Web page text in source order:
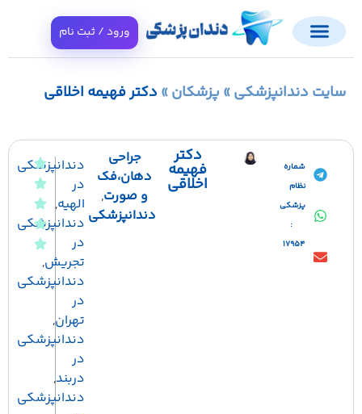
ورود / ثبت نام
دندانپزشکی»پزشکان»دکتر فهیمه اخلاقی
شماره
فهیمه
اخلاقی
جراحی
دهان،فک
و صورت ,
دندانپزشکی
دندانپزشکی
در
الهیه
دندانپزشکی
تجریش,
دندانپزشکی
دندانپزشکی
دندانپزشکی